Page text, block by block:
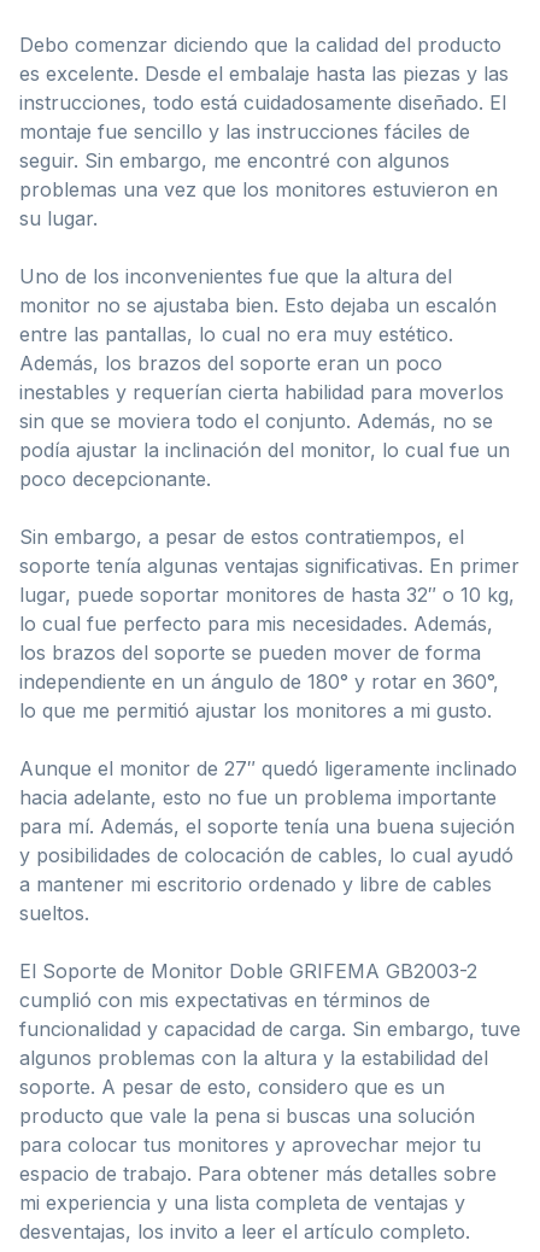
Debo comenzar diciendo que la calidad del producto
es excelente. Desde el embalaje hasta las piezas y las
instrucciones, todo está cuidadosamente diseñado. El
montaje fue sencillo y las instrucciones fáciles de
seguir. Sin embargo, me encontré con algunos
problemas una vez que los monitores estuvieron en
su lugar.
Uno de los inconvenientes fue que la altura del
monitor no se ajustaba bien. Esto dejaba un escalón
entre las pantallas, lo cual no era muy estético.
Además, los brazos del soporte eran un poco
inestables y requerían cierta habilidad para moverlos
sin que se moviera todo el conjunto. Además, no se
podía ajustar la inclinación del monitor, lo cual fue un
poco decepcionante.
Sin embargo, a pesar de estos contratiempos, el
soporte tenía algunas ventajas significativas. En primer
lugar, puede soportar monitores de hasta 32″ o 10 kg,
lo cual fue perfecto para mis necesidades. Además,
los brazos del soporte se pueden mover de forma
independiente en un ángulo de 180° y rotar en 360°,
lo que me permitió ajustar los monitores a mi gusto.
Aunque el monitor de 27″ quedó ligeramente inclinado
hacia adelante, esto no fue un problema importante
para mí. Además, el soporte tenía una buena sujeción
y posibilidades de colocación de cables, lo cual ayudó
a mantener mi escritorio ordenado y libre de cables
sueltos.
El Soporte de Monitor Doble GRIFEMA GB2003-2
cumplió con mis expectativas en términos de
funcionalidad y capacidad de carga. Sin embargo, tuve
algunos problemas con la altura y la estabilidad del
soporte. A pesar de esto, considero que es un
producto que vale la pena si buscas una solución
para colocar tus monitores y aprovechar mejor tu
espacio de trabajo. Para obtener más detalles sobre
mi experiencia y una lista completa de ventajas y
desventajas, los invito a leer el artículo completo.